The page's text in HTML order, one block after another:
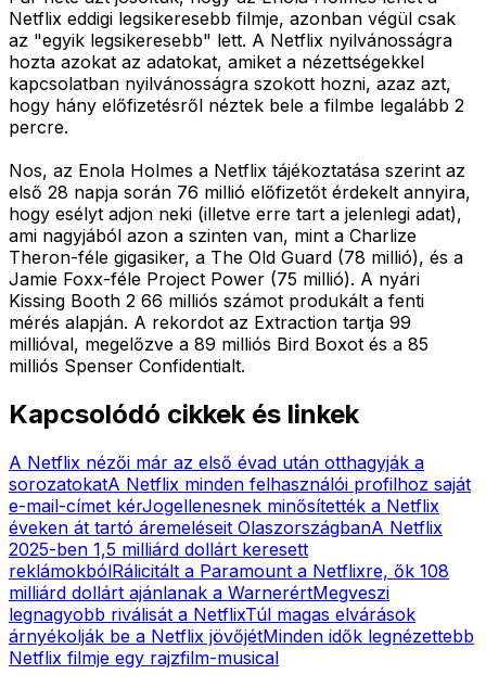
Netflix eddigi legsikeresebb filmje, azonban végül csak
az "egyik legsikeresebb" lett. A Netflix nyilvánosságra
hozta azokat az adatokat, amiket a nézettségekkel
kapcsolatban nyilvánosságra szokott hozni, azaz azt,
hogy hány előfizetésről néztek bele a filmbe legalább 2
percre.
Nos, az Enola Holmes a Netflix tájékoztatása szerint az
első 28 napja során 76 millió előfizetőt érdekelt annyira,
hogy esélyt adjon neki (illetve erre tart a jelenlegi adat),
ami nagyjából azon a szinten van, mint a Charlize
Theron-féle gigasiker, a The Old Guard (78 millió), és a
Jamie Foxx-féle Project Power (75 millió). A nyári
Kissing Booth 2 66 milliós számot produkált a fenti
mérés alapján. A rekordot az Extraction tartja 99
millióval, megelőzve a 89 milliós Bird Boxot és a 85
milliós Spenser Confidentialt.
Kapcsolódó cikkek és linkek
A Netflix nézői már az első évad után otthagyják a
sorozatokatA Netflix minden felhasználói profilhoz saját
e-mail-címet kérJogellenesnek minősítették a Netflix
éveken át tartó áremeléseit OlaszországbanA Netflix
2025-ben 1,5 milliárd dollárt keresett
reklámokbólRálicitált a Paramount a Netflixre, ők 108
milliárd dollárt ajánlanak a WarnerértMegveszi
legnagyobb riválisát a NetflixTúl magas elvárások
árnyékolják be a Netflix jövőjétMinden idők legnézettebb
Netflix filmje egy rajzfilm-musical